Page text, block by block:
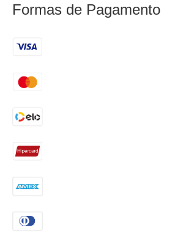
Formas de Pagamento